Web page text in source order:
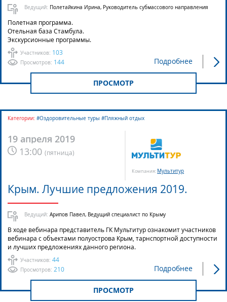
Участников: 103
Просмотров: 144
Ведущий: Полетайкина Ирина, Руководитель субмассового направления
Полетная программа.
Отельная база Стамбула.
Экскурсионные программы.
Подробнее
ПРОСМОТР
19 апреля 2019
13:00 (пятница)
Компания: Мультитур
Участников: 44
Просмотров: 210
Категории: #Оздоровительные туры #Пляжный отдых
Крым. Лучшие предложения 2019.
Ведущий: Арипов Павел, Ведущий специалист по Крыму
В ходе вебинара представитель ГК Мультитур ознакомит участников
вебинара с объектами полуострова Крым, тарнспортной доступности
и лучших предложениях данного региона.
Подробнее
ПРОСМОТР